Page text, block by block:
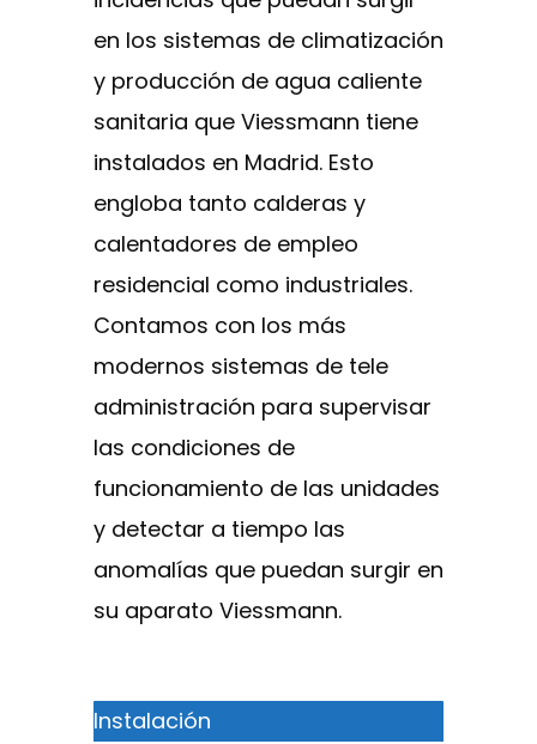
en los sistemas de climatización
y producción de agua caliente
sanitaria que Viessmann tiene
instalados en Madrid. Esto
engloba tanto calderas y
calentadores de empleo
residencial como industriales.
Contamos con los más
modernos sistemas de tele
administración para supervisar
las condiciones de
funcionamiento de las unidades
y detectar a tiempo las
anomalías que puedan surgir en
su aparato Viessmann.
Instalación